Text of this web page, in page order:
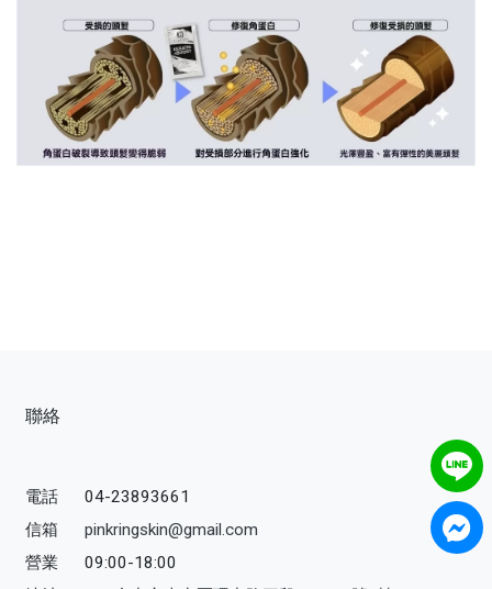
聯絡
電話
04-23893661
信箱
pinkringskin@gmail.com
營業
09:00-18:00